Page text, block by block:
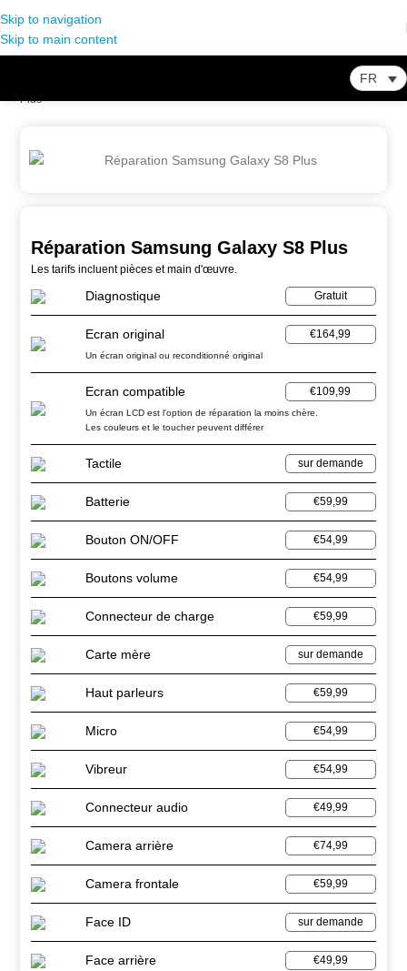
Skip to navigation
Skip to main content
FR
Réparation Samsung Galaxy S8
Plus
Réparation Samsung Galaxy S8 Plus
Les tarifs incluent pièces et main d'œuvre.
Diagnostique Gratuit
Ecran original €164,99
Un écran original ou reconditionné original
Ecran compatible €109,99
Un écran LCD est l'option de réparation la moins chère.
Les couleurs et le toucher peuvent différer
Tactile sur demande
Batterie €59,99
Bouton ON/OFF €54,99
Boutons volume €54,99
Connecteur de charge €59,99
Carte mère sur demande
Haut parleurs €59,99
Micro €54,99
Vibreur €54,99
Connecteur audio €49,99
Camera arrière €74,99
Camera frontale €59,99
Face ID sur demande
Face arrière €49,99